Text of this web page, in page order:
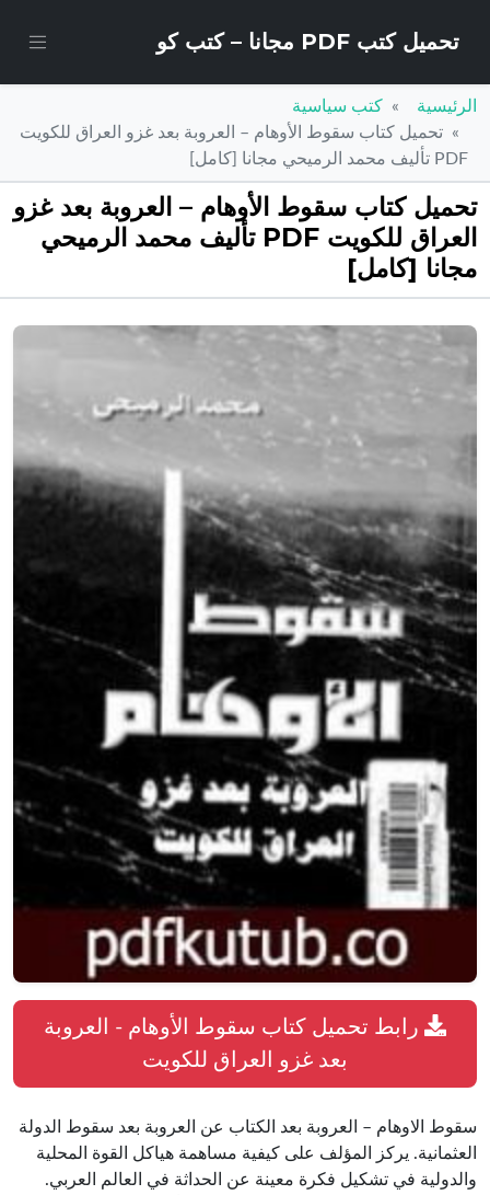
تحميل كتب PDF مجانا – كتب كو
الرئيسية
كتب سياسية
تحميل كتاب سقوط الأوهام – العروبة بعد غزو العراق للكويت
PDF تأليف محمد الرميحي مجانا [كامل]
تحميل كتاب سقوط الأوهام – العروبة بعد غزو
العراق للكويت PDF تأليف محمد الرميحي
مجانا [كامل]
رابط تحميل كتاب سقوط الأوهام - العروبة
بعد غزو العراق للكويت
سقوط الاوهام – العروبة بعد الكتاب عن العروبة بعد سقوط الدولة
العثمانية. يركز المؤلف على كيفية مساهمة هياكل القوة المحلية
والدولية في تشكيل فكرة معينة عن الحداثة في العالم العربي.